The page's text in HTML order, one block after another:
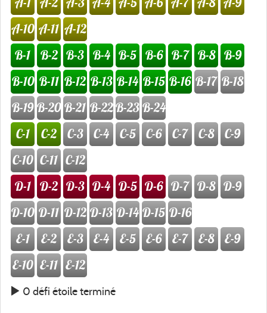
A-10 A-11 A-12
B-1
B-2 B-3 B-4 B-5 B-6 B-7 B-8 B-9
B-10 B-11 B-12 B-13 B-14 B-15 B-16 B-17 B-18
B-19 B-20 B-21 B-22B-23B-24
C-1
C-2 C-3 C-4 C-5 C-6 C-7 C-8
C-9
C-10 C-11 C-12
D-1 D-2 D-3 D-4 D-5 D-6 D-7 D-8 D-9
D-10 D-11 D-12 D-13 D-14 D-15 D-16
E-1
E-2 E-3 E-4 E-5 E-6 E-7 E-8
E-9
E-10 E-11 E-12
0 défi étoile terminé